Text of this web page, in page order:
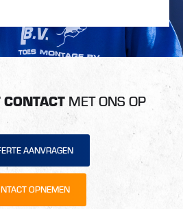
CONTACT MET ONS OP
AANVRAGEN
OPNEMEN